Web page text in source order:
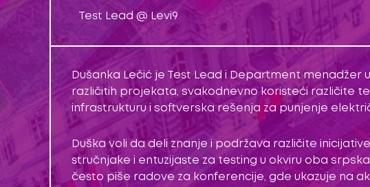
Test Lead @ Levi9
Dušanka Lečić je Test Lead i Department menadžer
različitih projekata, svakodnevno koristeći različite
infrastrukturu i softverska rešenja za punjenje
Duška voli da deli znanje i podržava različite
stručnjake i entuzijaste za testing u okviru oba
često piše radove za konferencije, gde ukazuje na